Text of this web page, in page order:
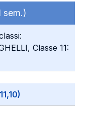
sem.)
Classe 11: